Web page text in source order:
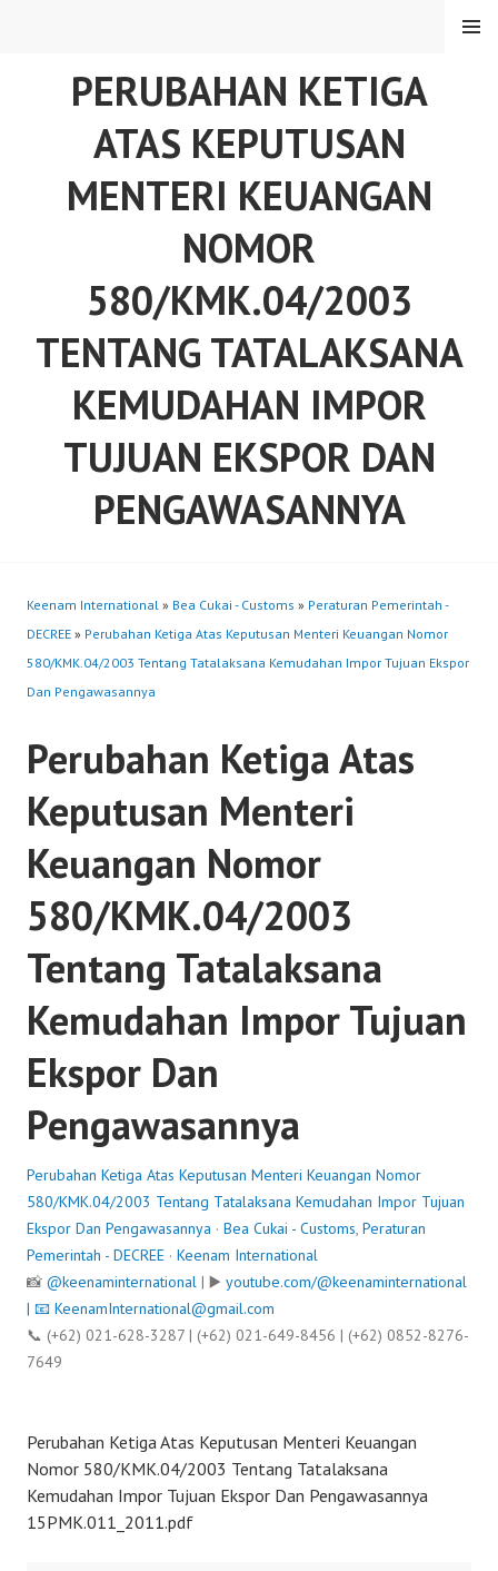
PERUBAHAN KETIGA
ATAS KEPUTUSAN
MENTERI KEUANGAN
NOMOR
580/KMK.04/2003
TENTANG TATALAKSANA
KEMUDAHAN IMPOR
TUJUAN EKSPOR DAN
PENGAWASANNYA
MENU
Keenam International » Bea Cukai - Customs » Peraturan Pemerintah -
DECREE » Perubahan Ketiga Atas Keputusan Menteri Keuangan Nomor
580/KMK.04/2003 Tentang Tatalaksana Kemudahan Impor Tujuan Ekspor
Dan Pengawasannya
Perubahan Ketiga Atas
Keputusan Menteri
Keuangan Nomor
580/KMK.04/2003
Tentang Tatalaksana
Kemudahan Impor Tujuan
Ekspor Dan
Pengawasannya
Perubahan Ketiga Atas Keputusan Menteri Keuangan Nomor
580/KMK.04/2003 Tentang Tatalaksana Kemudahan Impor Tujuan
Ekspor Dan Pengawasannya · Bea Cukai - Customs, Peraturan
Pemerintah - DECREE · Keenam International
📸 @keenaminternational | ▶️ youtube.com/@keenaminternational
| 📧 KeenamInternational@gmail.com
📞 (+62) 021-628-3287 | (+62) 021-649-8456 | (+62) 0852-8276-
7649
Perubahan Ketiga Atas Keputusan Menteri Keuangan
Nomor 580/KMK.04/2003 Tentang Tatalaksana
Kemudahan Impor Tujuan Ekspor Dan Pengawasannya
15PMK.011_2011.pdf